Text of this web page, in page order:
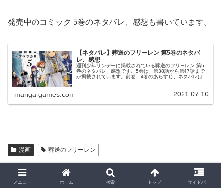
発売中のコミック 5巻のネタバレ、感想も書いています。
【ネタバレ】葬送のフリーレン 第5巻のネタバ
レ、感想
週刊少年サンデーに掲載されている葬送のフリーレン 第5
巻のネタバレ、感想です。5巻は、第38話から第47話まで
が掲載されています。前巻、4巻のあらすじ、ネタバレはこ
manga-games.com 2021.07.16
漫画 葬送のフリーレン
スポンサーリンク
メニュー ホーム 検索 トップ サイドバー